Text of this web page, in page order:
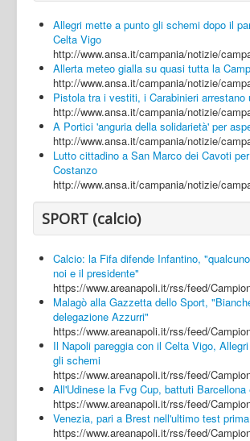
Allegri mette a punto gli schemi dopo il
Celta Vigo
http://www.ansa.it/campania/notizie/
Allerta meteo gialla su quasi tutta la
http://www.ansa.it/campania/notizie/
Pistola tra i vestiti, i Carabinieri arrestano
http://www.ansa.it/campania/notizie/
A Portici 'anguria della solidarietà' per
http://www.ansa.it/campania/notizie/
Lutto cittadino a San Marco dei Cavoti
Costanzo
http://www.ansa.it/campania/notizie/
SPORT (calcio)
Calcio: la Fifa difende Infantino,
noi e il presidente"
https://www.areanapoli.it/rss/feed/
Malagò alla Gazzetta dello Sport,
delegazione Azzurri"
https://www.areanapoli.it/rss/feed/
Il Napoli pareggia con il Celta Vigo,
gli schemi
https://www.areanapoli.it/rss/feed/
All'Udinese la Fvg Cup, battuti Barcellona
https://www.areanapoli.it/rss/feed/
Venezia, pari a Brest nell'ultimo test
https://www.areanapoli.it/rss/feed/